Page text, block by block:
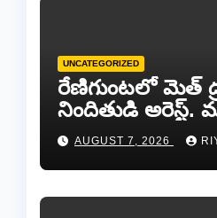
UNCATEGORIZED
రేణిగుంటలో మెత్
నిందితుడి అరెస్ట్.
రాకెట్‌ను
చేస్తాం!
AUGUST 7, 2026